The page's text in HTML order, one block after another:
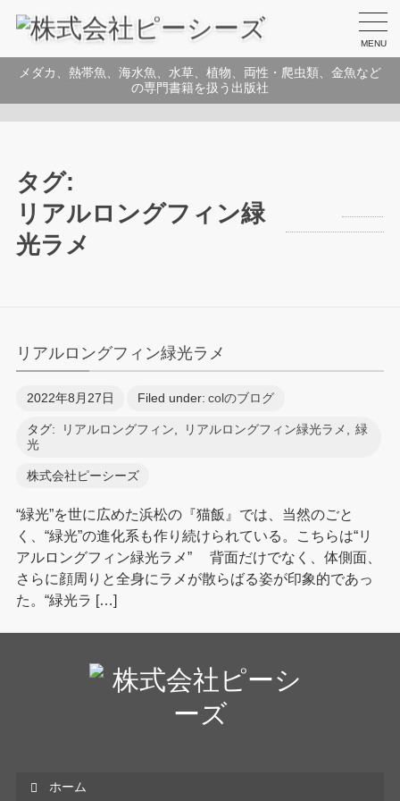
MENU
メダカ、熱帯魚、海水魚、水草、植物、両性・爬虫類、金魚など
の専門書籍を扱う出版社
タグ:
リアルロングフィン緑
光ラメ
リアルロングフィン緑光ラメ
2022年8月27日 Filed under: colのブログ
タグ: リアルロングフィン リアルロングフィン緑光ラメ
緑
光
株式会社ピーシーズ
“緑光”を世に広めた浜松の『猫飯』では、当然のごと
く、“緑光”の進化系も作り続けられている。こちらは“リ
アルロングフィン緑光ラメ” 背面だけでなく、体側面、
さらに顔周りと全身にラメが散らばる姿が印象的であっ
た。“緑光ラ […]
ホーム